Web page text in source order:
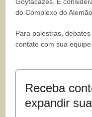
do Complexo do
Para palestras,
contato com sua equipe.
Receba
expandir